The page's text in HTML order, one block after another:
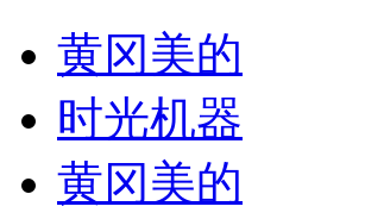
黄冈美的
时光机器
黄冈美的